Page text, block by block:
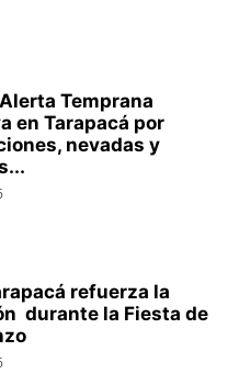
Temprana
en Tarapacá por
nevadas y
refuerza la
durante la Fiesta de